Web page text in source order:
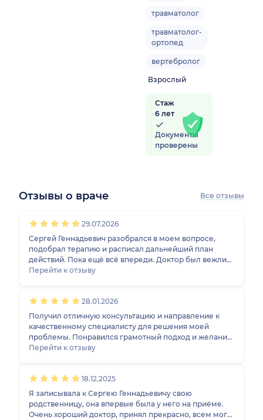
травматолог
травматолог-
ортопед
вертебролог
Взрослый
Стаж
6 лет
Документы
проверены
Отзывы о враче Все отзывы
29.07.2026
Сергей Геннадьевич разобрался в моем вопросе,
подобрал терапию и расписал дальнейший план
действий. Пока ещё всё впереди. Доктор был вежлив,
заинтересован в том, чтобы помочь, провел осмотр,
Перейти к отзыву
28.01.2026
Получил отличную консультацию и направление к
качественному специалисту для решения моей
проблемы. Понравился грамотный подход и желание
помочь. Отговорил от операции. Очень рекомендую
Перейти к отзыву
18.12.2025
Я записывала к Сергею Геннадьевичу свою
родственницу, она впервые была у него на приёме.
Очень хороший доктор, принял прекрасно, всем могу